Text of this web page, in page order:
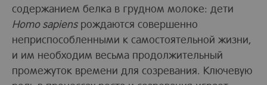
содержанием белка в грудном молоке: дети
Homo sapiensрождаются совершенно
неприспособленными к самостоятельной жизни,
и им необходим весьма продолжительный
промежуток времени для созревания. Ключевую